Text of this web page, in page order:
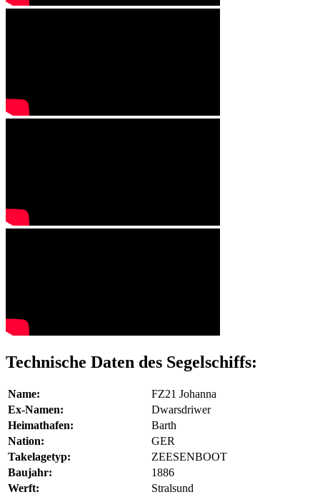
Technische Daten des Segelschiffs:
Name:
FZ21 Johanna
Ex-Namen:
Dwarsdriwer
Heimathafen:
Barth
Nation:
GER
Takelagetyp:
ZEESENBOOT
Baujahr:
1886
Werft:
Stralsund